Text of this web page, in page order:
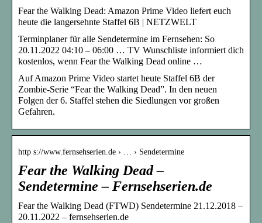
Fear the Walking Dead: Amazon Prime Video liefert euch
heute die langersehnte Staffel 6B | NETZWELT
Terminplaner für alle Sendetermine im Fernsehen: So
20.11.2022 04:10 – 06:00 … TV Wunschliste informiert dich
kostenlos, wenn Fear the Walking Dead online …
Auf Amazon Prime Video startet heute Staffel 6B der
Zombie-Serie “Fear the Walking Dead”. In den neuen
Folgen der 6. Staffel stehen die Siedlungen vor großen
Gefahren.
http s://www.fernsehserien.de › … › Sendetermine
Fear the Walking Dead –
Sendetermine – Fernsehserien.de
Fear the Walking Dead (FTWD) Sendetermine 21.12.2018 –
20.11.2022 – fernsehserien.de